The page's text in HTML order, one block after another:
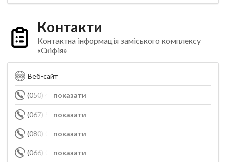
Контакти
Контактна інформація заміського комплексу
«Скіфія»
Веб-сайт
показати
(050) 487-47-01
показати
(067) 520-14-07
показати
(080) 040-19-99
показати
(066) 050-09-99